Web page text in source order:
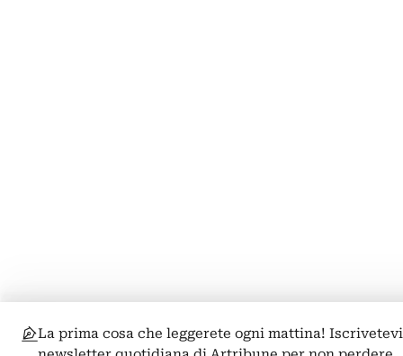
La prima cosa che leggerete ogni mattina!